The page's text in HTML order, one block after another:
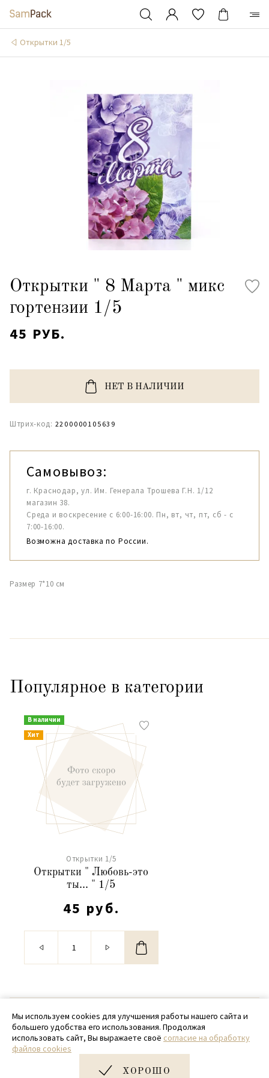
Открытки 1/5
Открытки " 8 Марта " микс
гортензии 1/5
45 РУБ.
НЕТ В НАЛИЧИИ
Штрих-код: 2200000105639
Самовывоз:
г. Краснодар, ул. Им. Генерала Трошева Г.Н. 1/12
магазин 38.
Среда и воскресение с 6:00-16:00. Пн, вт, чт, пт, сб - с
7:00-16:00.
Возможна доставка по России.
Размер 7*10 см
Популярное в категории
В наличии
Хит
Открытки 1/5
Открытки " Любовь-это
ты... " 1/5
45 руб.
© 2020 - 2026 SamPack
+ 7 (918) 699-97-87
zakaz@sampack.store
Мы используем cookies для улучшения работы нашего сайта и
большего удобства его использования. Продолжая
использовать сайт, Вы выражаете своё согласие на обработку
файлов cookies
ХОРОШО